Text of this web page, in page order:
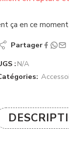
ça en ce moment
Partager
: N/A